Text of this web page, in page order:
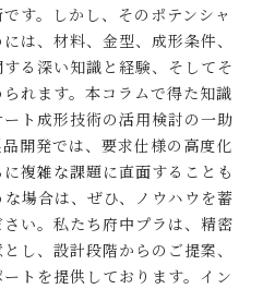
す。しかし、そのポテンシャ
は、材料、金型、成形条件、
る深い知識と経験、そしてそ
れます。本コラムで得た知識
ト成形技術の活用検討の一助
開発では、要求仕様の高度化
複雑な課題に直面することも
場合は、ぜひ、ノウハウを蓄
い。私たち府中プラは、精密
し、設計段階からのご提案、
トを提供しております。イン